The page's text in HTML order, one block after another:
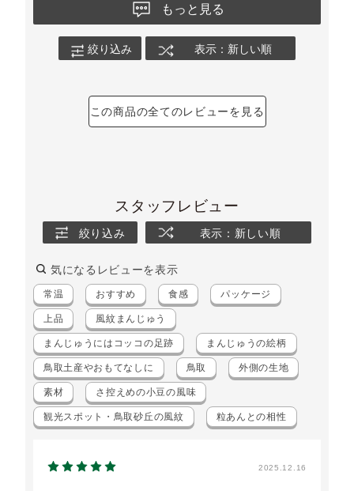
もっと見る
絞り込み 表示：新しい順
この商品の全てのレビューを見る
スタッフレビュー
絞り込み 表示：新しい順
気になるレビューを表示
常温 おすすめ 食感 パッケージ
上品 風紋まんじゅう
まんじゅうにはコッコの足跡 まんじゅうの絵柄
鳥取土産やおもてなしに 鳥取 外側の生地
素材 さ控えめの小豆の風味
観光スポット・鳥取砂丘の風紋 粒あんとの相性
2025.12.16